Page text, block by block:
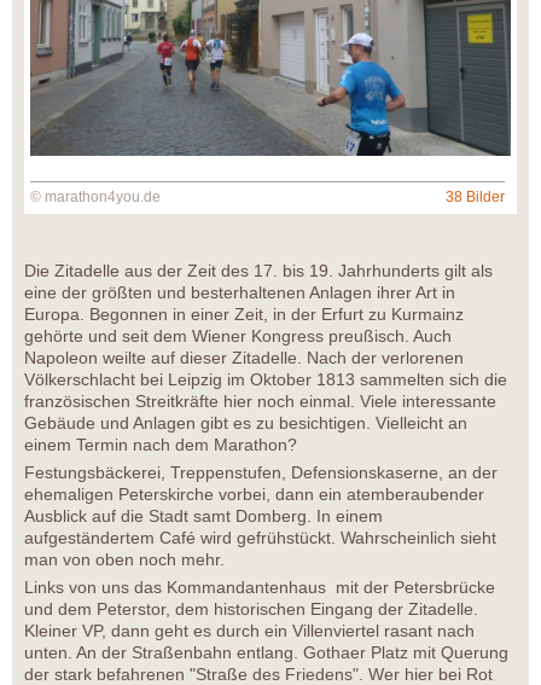
© marathon4you.de 38 Bilder
Die Zitadelle aus der Zeit des 17. bis 19. Jahrhunderts gilt als
eine der größten und besterhaltenen Anlagen ihrer Art in
Europa. Begonnen in einer Zeit, in der Erfurt zu Kurmainz
gehörte und seit dem Wiener Kongress preußisch. Auch
Napoleon weilte auf dieser Zitadelle. Nach der verlorenen
Völkerschlacht bei Leipzig im Oktober 1813 sammelten sich die
französischen Streitkräfte hier noch einmal. Viele interessante
Gebäude und Anlagen gibt es zu besichtigen. Vielleicht an
einem Termin nach dem Marathon?
Festungsbäckerei, Treppenstufen, Defensionskaserne, an der
ehemaligen Peterskirche vorbei, dann ein atemberaubender
Ausblick auf die Stadt samt Domberg. In einem
aufgeständertem Café wird gefrühstückt. Wahrscheinlich sieht
man von oben noch mehr.
Links von uns das Kommandantenhaus mit der Petersbrücke
und dem Peterstor, dem historischen Eingang der Zitadelle.
Kleiner VP, dann geht es durch ein Villenviertel rasant nach
unten. An der Straßenbahn entlang. Gothaer Platz mit Querung
der stark befahrenen "Straße des Friedens". Wer hier bei Rot